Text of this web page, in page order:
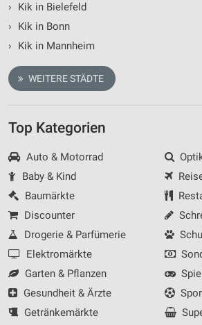
›
Kik in Bielefeld
›
Kik in Bonn
›
Kik in Mannheim
WEITERE STÄDTE
Top Kategorien
Auto & Motorrad
Baby & Kind
Baumärkte
Discounter
Drogerie & Parfümerie
Elektromärkte
Garten & Pflanzen
Gesundheit & Ärzte
Getränkemärkte
Notwendig
Funktional
Werbung